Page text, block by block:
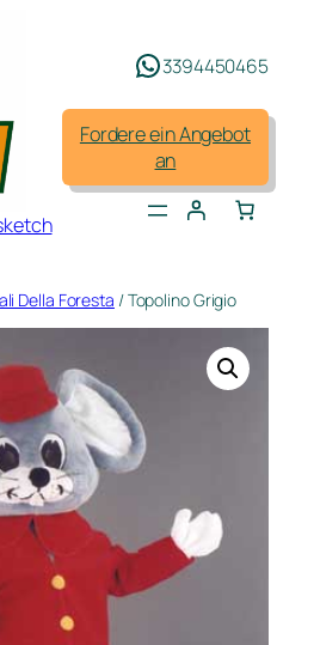
3394450465
Fordere ein Angebot
an
Della Foresta / Topolino Grigio